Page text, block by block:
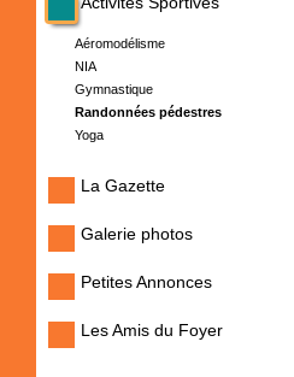
Aéromodélisme
NIA
Gymnastique
Randonnées pédestres
Yoga
La Gazette
Galerie photos
Petites Annonces
Les Amis du Foyer